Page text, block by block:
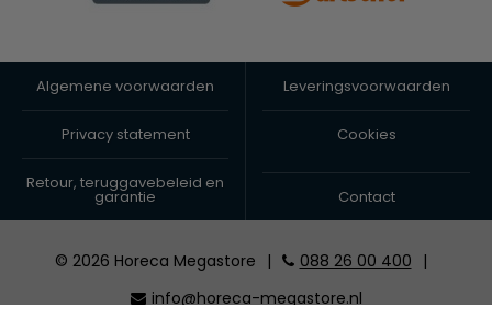
Algemene voorwaarden Leveringsvoorwaarden
Privacy statement Cookies
Retour, teruggavebeleid en
garantie Contact
© 2026 Horeca Megastore | 088 26 00 400
|
info@horeca-megastore.nl